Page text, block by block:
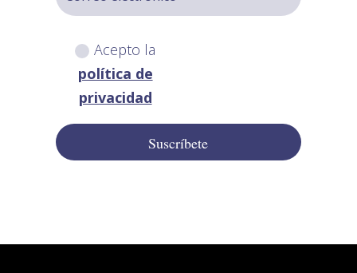
Acepto la
política de
privacidad
Suscríbete